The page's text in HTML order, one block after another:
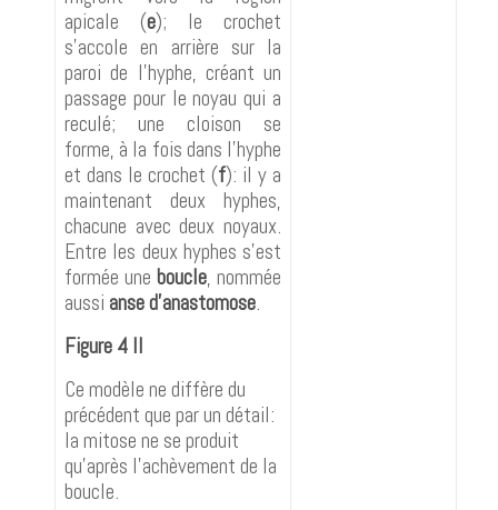
apicale (e); le crochet
s'accole en arrière sur la
paroi de l'hyphe, créant un
passage pour le noyau qui a
reculé; une cloison se
forme, à la fois dans l'hyphe
et dans le crochet (f): il y a
maintenant deux hyphes,
chacune avec deux noyaux.
Entre les deux hyphes s'est
formée une boucle, nommée
aussi anse d'anastomose.
Figure 4 II
Ce modèle ne diffère du
précédent que par un détail:
la mitose ne se produit
qu'après l'achèvement de la
boucle.